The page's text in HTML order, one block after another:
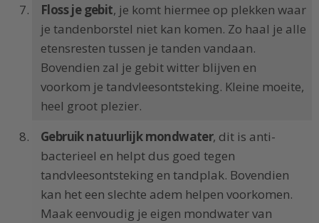
Floss je gebit, je komt hiermee op plekken waar
je tandenborstel niet kan komen. Zo haal je alle
etensresten tussen je tanden vandaan.
Bovendien zal je gebit witter blijven en
voorkom je tandvleesontsteking. Kleine moeite,
heel groot plezier.
Gebruik natuurlijk mondwater, dit is anti-
bacterieel en helpt dus goed tegen
tandvleesontsteking en tandplak. Bovendien
kan het een slechte adem helpen voorkomen.
Maak eenvoudig je eigen mondwater van